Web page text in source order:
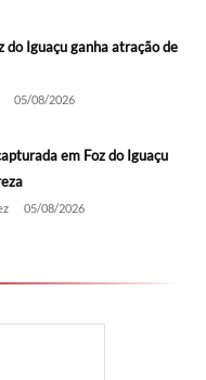
do Iguaçu ganha atração de
05/08/2026
em Foz do Iguaçu
05/08/2026